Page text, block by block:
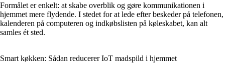
Formålet er enkelt: at skabe overblik og gøre kommunikationen i
hjemmet mere flydende. I stedet for at lede efter beskeder på telefonen,
kalenderen på computeren og indkøbslisten på køleskabet, kan alt
samles ét sted.
Smart køkken: Sådan reducerer IoT madspild i hjemmet